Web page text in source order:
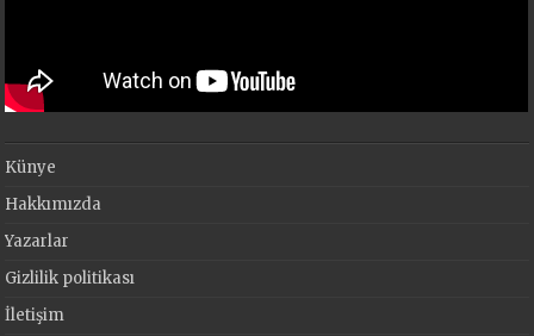
Künye
Hakkımızda
Yazarlar
Gizlilik politikası
İletişim